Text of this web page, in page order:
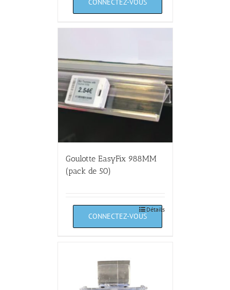
Goulotte EasyFix 988MM
(pack de 50)
Détails